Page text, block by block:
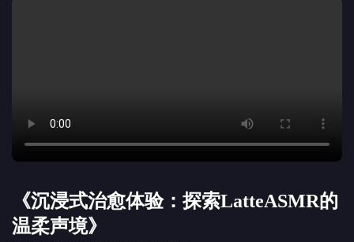
《沉浸式治愈体验：探索LatteASMR的
温柔声境》